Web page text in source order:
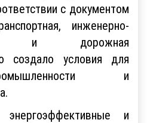
с документом
инженерно-
и дорожная
создало условия для
и
и